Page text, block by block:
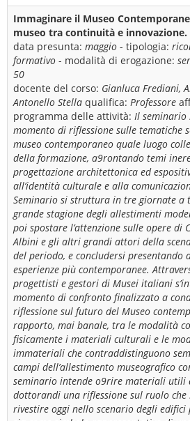
Immaginare il Museo
museo tra continuità e innovazione.
data presunta: maggio - tipologia:
formativo - modalità di erogazione:
50
docente del corso: Gianluca Frediani,
Antonello Stella qualifica: Professore
programma delle attività: Il seminario
momento di riflessione sulle tematiche
museo contemporaneo quale luogo
della formazione, a9rontando temi
progettazione architettonica ed
all’identità culturale e alla
Seminario si struttura in tre giornate a
grande stagione degli allestimenti
poi spostare l’attenzione sulle opere di
Albini e gli altri grandi attori della
del periodo, e concludersi presentando
esperienze più contemporanee.
progettisti e gestori di Musei italiani
momento di confronto finalizzato a
riflessione sul futuro del Museo
rapporto, mai banale, tra le modalità
fisicamente i materiali culturali e le
immateriali che contraddistinguono
campi dell’allestimento museografico
seminario intende o9rire materiali utili
dottorandi una riflessione sul ruolo che
rivestire oggi nello scenario degli